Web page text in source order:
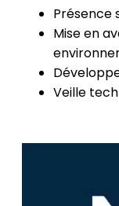
Présence
Mise en
Veille